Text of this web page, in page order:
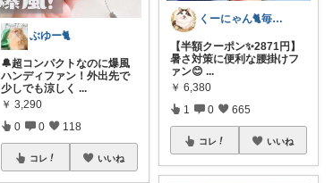
ぶゆー🐈
🔔超コンパクトなのに爆風
ハンディファン！外出先で
少しでも涼しく ...
￥ 3,290
0 0 118
コレ いいね
くーにゃん🐈️毎日感謝😊🙏
【半額クーポン✨2871円】
暑さ対策に便利な腰掛けフ
ァン😊...
￥ 6,380
1 0 665
コレ いいね